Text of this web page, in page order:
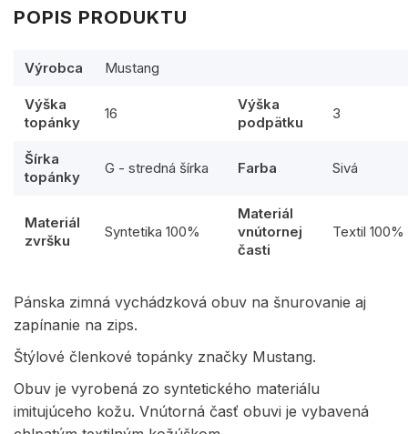
POPIS PRODUKTU
Výrobca Mustang
Výška
topánky
16
Výška
podpätku
3
Šírka
topánky
G - stredná šírka Farba Sivá
Materiál
zvršku
Syntetika 100%
Materiál
vnútornej
časti
Textil 100%
Pánska zimná vychádzková obuv na šnurovanie aj
zapínanie na zips.
Štýlové členkové topánky značky Mustang.
Obuv je vyrobená zo syntetického materiálu
imitujúceho kožu. Vnútorná časť obuvi je vybavená